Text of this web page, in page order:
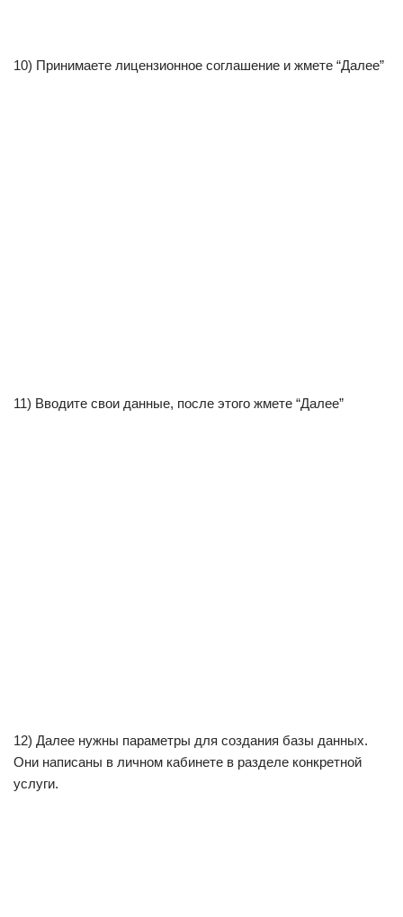
10) Принимаете лицензионное соглашение и жмете “Далее”
11) Вводите свои данные, после этого жмете “Далее”
12) Далее нужны параметры для создания базы данных.
Они написаны в личном кабинете в разделе конкретной
услуги.